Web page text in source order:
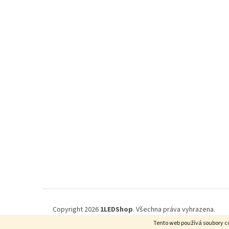
Tento web používá soubory
Copyright 2026 1LEDShop. Všechna práva vyhrazena.